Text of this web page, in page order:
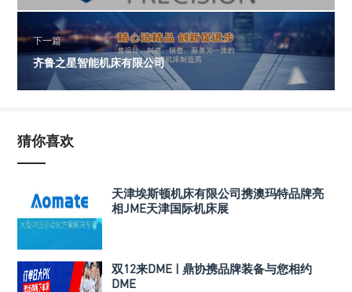
下一篇
齐鲁之星智能机床有限公司
猜你喜欢
天津埃斯顿机床有限公司携澳玛特品牌亮
相JME天津国际机床展
双12来DME | 鼎协携品牌装备与您相约
DME